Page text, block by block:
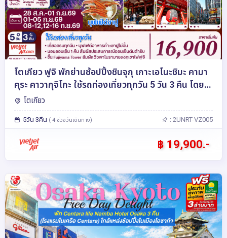
โตเกียว ฟูจิ พักย่านช้อปปิ้งชินจุกุ เกาะเอโนะชิมะ คามา
คุระ คาวากุจิโกะ ใช้รถท่องเที่ยวทุกวัน 5 วัน 3 คืน โดย
สายการบินเวียตเจ็ทแอร์ [VZ]
โตเกียว
5วัน 3คืน ( 4 ช่วงวันเดินทาง) : 2UNRT-VZ005
฿ 19,900.-